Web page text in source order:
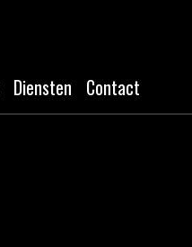
Diensten Contact